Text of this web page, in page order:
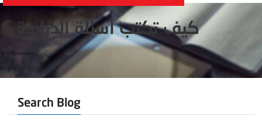
كيف تكتب أسئلة الدراسة ؟
Search Blog